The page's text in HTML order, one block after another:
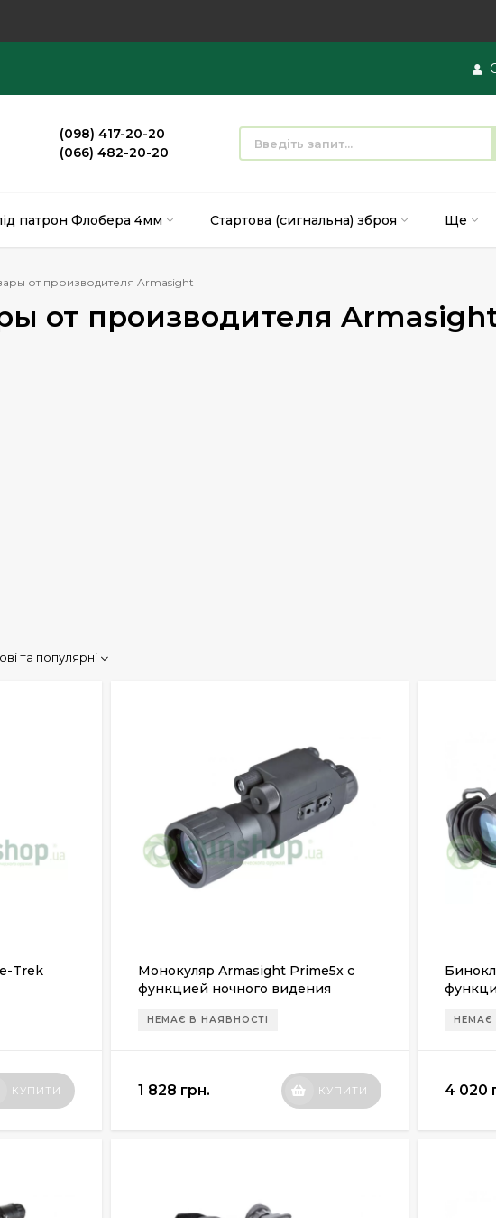
Вхід
(098) 417-20-20
(066) 482-20-20
патрон Флобера 4мм Стартова (сигнальна) зброя Ще
от производителя Armasight
от производителя
та популярні
Trek
КУПИТИ
Монокуляр Armasight Prime5x с
функцией ночного видения
НЕМАЄ В НАЯВНОСТІ
1 828 грн. КУПИТИ
НЕМАЄ
4 020